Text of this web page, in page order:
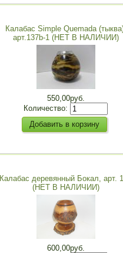
Калабас Simple Quemada
арт.137b-1 (НЕТ В НАЛИЧИИ)
550,00руб.
Количество:
Калабас деревянный Бокал, арт.
(НЕТ В НАЛИЧИИ)
600,00руб.